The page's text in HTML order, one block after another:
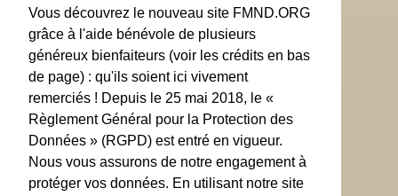
Vous découvrez le nouveau site FMND.ORG
grâce à l'aide bénévole de plusieurs
généreux bienfaiteurs (voir les crédits en bas
de page) : qu'ils soient ici vivement
remerciés ! Depuis le 25 mai 2018, le «
Règlement Général pour la Protection des
Données » (RGPD) est entré en vigueur.
Nous vous assurons de notre engagement à
protéger vos données. En utilisant notre site